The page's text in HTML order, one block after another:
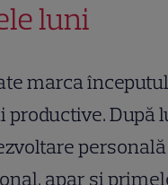
luni
marca începutul
După
apar și